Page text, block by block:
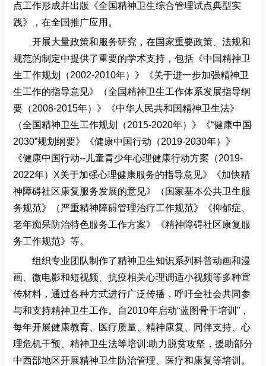
点工作形成并出版《全国精神卫生综合管理试点典型实
践》，在全国推广应用。
开展大量政策和服务研究，在国家重要政策、法规和
规范的制定中提供了重要的学术支持，包括《中国精神卫
生工作规划（2002-2010年）》《关于进一步加强精神卫
生工作的指导意见》（全国精神卫生工作体系发展指导纲
要（2008-2015年）》《中华人民共和国精神卫生法》
（全国精神卫生工作规划（2015-2020年）》《“健康中国
2030”规划纲要》《健康中国行动（2019-2030年）》
《健康中国行动--儿童青少年心理健康行动方案（2019-
2022年）X关于加强心理健康服务的指导意见》《加快精
神障碍社区康复服务发展的意见》（国家基本公共卫生服
务规范》（严重精神障碍管理治疗工作规范》《抑郁症、
老年痴呆防治特色服务工作方案》《精神障碍社区康复服
务工作规范》等。
组织专业团队制作了精神卫生知识系列科普动画和漫
画、微电影和短视频、抗疫相关心理调适小视频等多种宣
传材料，通过各种方式进行广泛传播，呼吁全社会共同参
与和支持精神卫生工作。自2010年启动“蓝图骨干培训”，
每年开展健康教育、医疗质量、精神康复、同伴支持、心
理危机干预、精神卫生法等培训:助力脱贫攻坚，援助部分
中西部地区开展精神卫生防治管理、医疗和康复等培训。